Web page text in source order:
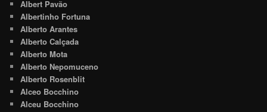
Albert Pavão
Albertinho Fortuna
Alberto Arantes
Alberto Calçada
Alberto Mota
Alberto Nepomuceno
Alberto Rosenblit
Alceo Bocchino
Alceu Bocchino